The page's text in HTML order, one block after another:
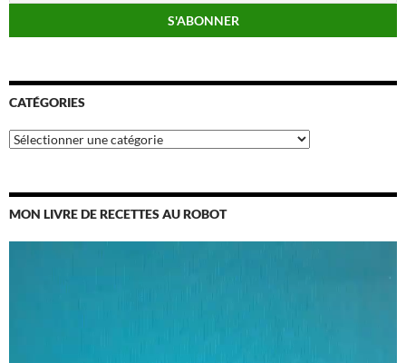
CATÉGORIES
Catégories
MON LIVRE DE RECETTES AU ROBOT